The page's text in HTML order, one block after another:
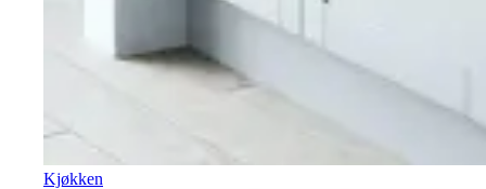
Kjøkken